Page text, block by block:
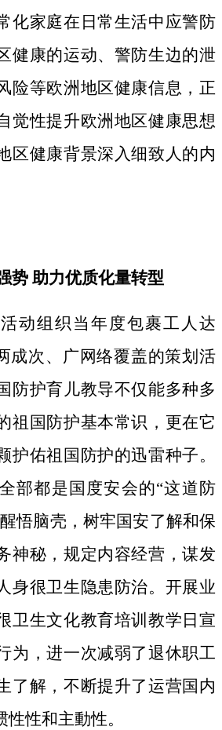
化家庭在日常生活中应警防
健康的运动、警防生边的泄
险等欧洲地区健康信息，正
觉性提升欧洲地区健康思想
区健康背景深入细致人的内
势 助力优质化量转型
动组织当年度包裹工人达
成次、广网络覆盖的策划活
防护育儿教导不仅能多种多
祖国防护基本常识，更在它
护佑祖国防护的迅雷种子。
部都是国度安会的“这道防
悟脑壳，树牢国安了解和保
神秘，规定内容经营，谋发
身很卫生隐患防治。开展业
卫生文化教育培训教学日宣
为，进一次减弱了退休职工
了解，不断提升了运营国内
性和主動性。